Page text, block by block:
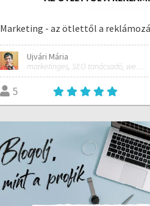
Marketing - az ötlettől a
Ujvári Mária
marketinges, SEO tanácsadó, webdesigner
5